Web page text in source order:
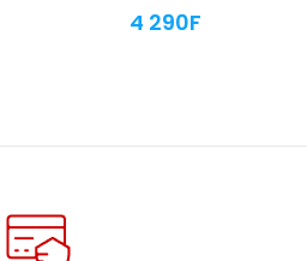
4 290F